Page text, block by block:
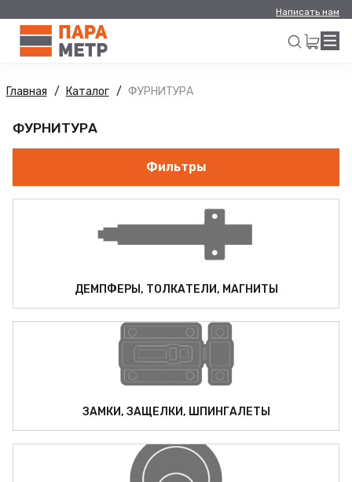
Написать нам
Главная Каталог ФУРНИТУРА
ФУРНИТУРА
Фильтры
ДЕМПФЕРЫ, ТОЛКАТЕЛИ, МАГНИТЫ
ЗАМКИ, ЗАЩЕЛКИ, ШПИНГАЛЕТЫ